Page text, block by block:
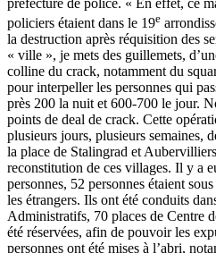
préfecture de police. « En effet, ce
policiers étaient dans le 19e
la destruction après réquisition des
« ville », je mets des guillemets,
colline du crack, notamment du
pour interpeller les personnes qui
près 200 la nuit et 600-700 le jour.
points de deal de crack. Cette
plusieurs jours, plusieurs semaines,
la place de Stalingrad et
reconstitution de ces villages. Il y a
personnes, 52 personnes étaient
les étrangers. Ils ont été conduits
Administratifs, 70 places de Centre
été réservées, afin de pouvoir les
personnes ont été mises à l’abri,